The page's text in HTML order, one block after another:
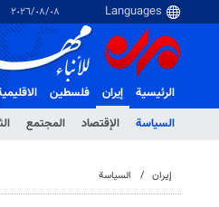
٠٨‏/٠٨‏/٢٠٢٦
الرئيسية
إيران
السياسة
الإقتصاد المجتمع
فلسطین
إيران السياسة